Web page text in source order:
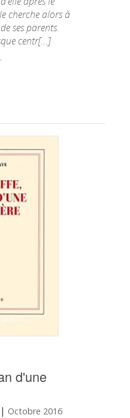
cherche alors à
ses parents.
centr[...]
d'une
|Octobre 2016